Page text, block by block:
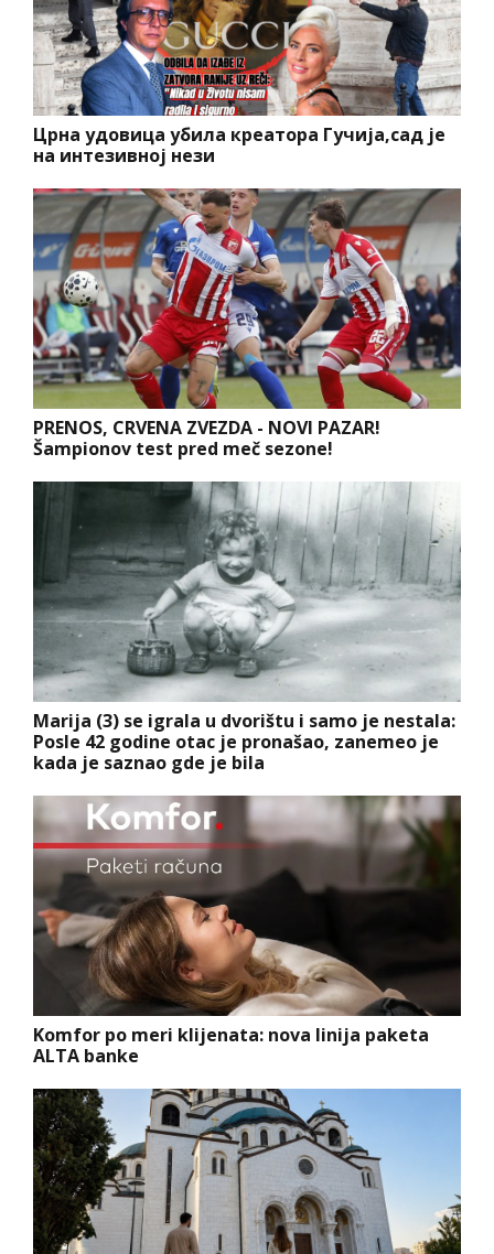
Црна удовица убила креатора Гучија,сад је
на интезивној нези
PRENOS, CRVENA ZVEZDA - NOVI PAZAR!
Šampionov test pred meč sezone!
Marija (3) se igrala u dvorištu i samo je nestala:
Posle 42 godine otac je pronašao, zanemeo je
kada je saznao gde je bila
Komfor po meri klijenata: nova linija paketa
ALTA banke